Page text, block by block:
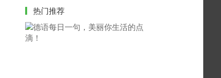
热门推荐